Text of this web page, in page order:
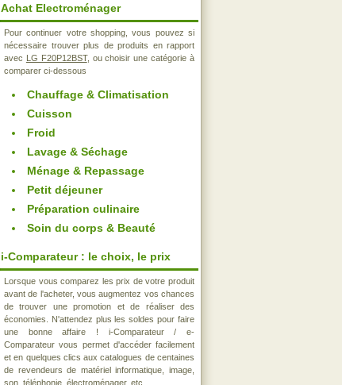
Achat Electroménager
Pour continuer votre shopping, vous pouvez si
nécessaire trouver plus de produits en rapport
avec LG F20P12BST, ou choisir une catégorie à
comparer ci-dessous
Chauffage & Climatisation
Cuisson
Froid
Lavage & Séchage
Ménage & Repassage
Petit déjeuner
Préparation culinaire
Soin du corps & Beauté
i-Comparateur : le choix, le prix
Lorsque vous comparez les prix de votre produit
avant de l'acheter, vous augmentez vos chances
de trouver une promotion et de réaliser des
économies. N'attendez plus les soldes pour faire
une bonne affaire ! i-Comparateur / e-
Comparateur vous permet d'accéder facilement
et en quelques clics aux catalogues de centaines
de revendeurs de matériel informatique, image,
son, téléphonie, électroménager, etc..